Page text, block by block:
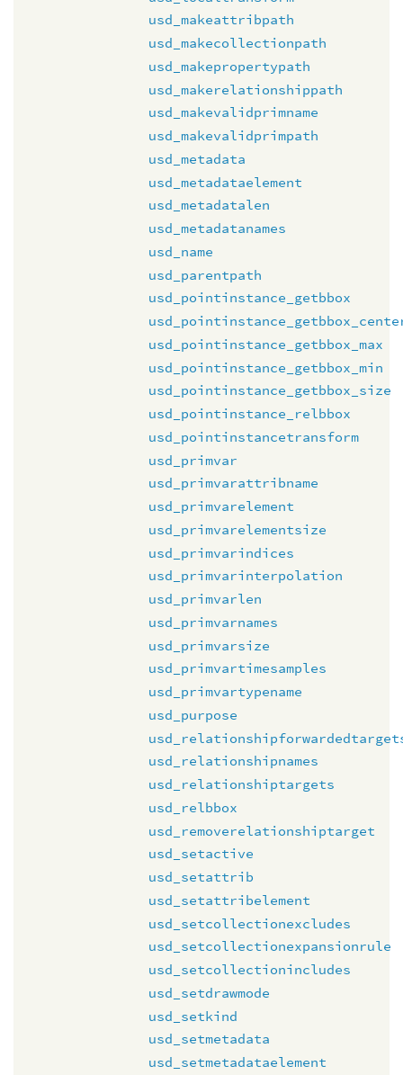
usd_makeattribpath
usd_makecollectionpath
usd_makepropertypath
usd_makerelationshippath
usd_makevalidprimname
usd_makevalidprimpath
usd_metadata
usd_metadataelement
usd_metadatalen
usd_metadatanames
usd_name
usd_parentpath
usd_pointinstance_getbbox
usd_pointinstance_getbbox_max
usd_pointinstance_getbbox_min
usd_pointinstance_getbbox_size
usd_pointinstance_relbbox
usd_pointinstancetransform
usd_primvar
usd_primvarattribname
usd_primvarelement
usd_primvarelementsize
usd_primvarindices
usd_primvarinterpolation
usd_primvarlen
usd_primvarnames
usd_primvarsize
usd_primvartimesamples
usd_primvartypename
usd_purpose
usd_relationshipnames
usd_relationshiptargets
usd_relbbox
usd_removerelationshiptarget
usd_setactive
usd_setattrib
usd_setattribelement
usd_setcollectionexcludes
usd_setcollectionexpansionrule
usd_setcollectionincludes
usd_setdrawmode
usd_setkind
usd_setmetadata
usd_setmetadataelement